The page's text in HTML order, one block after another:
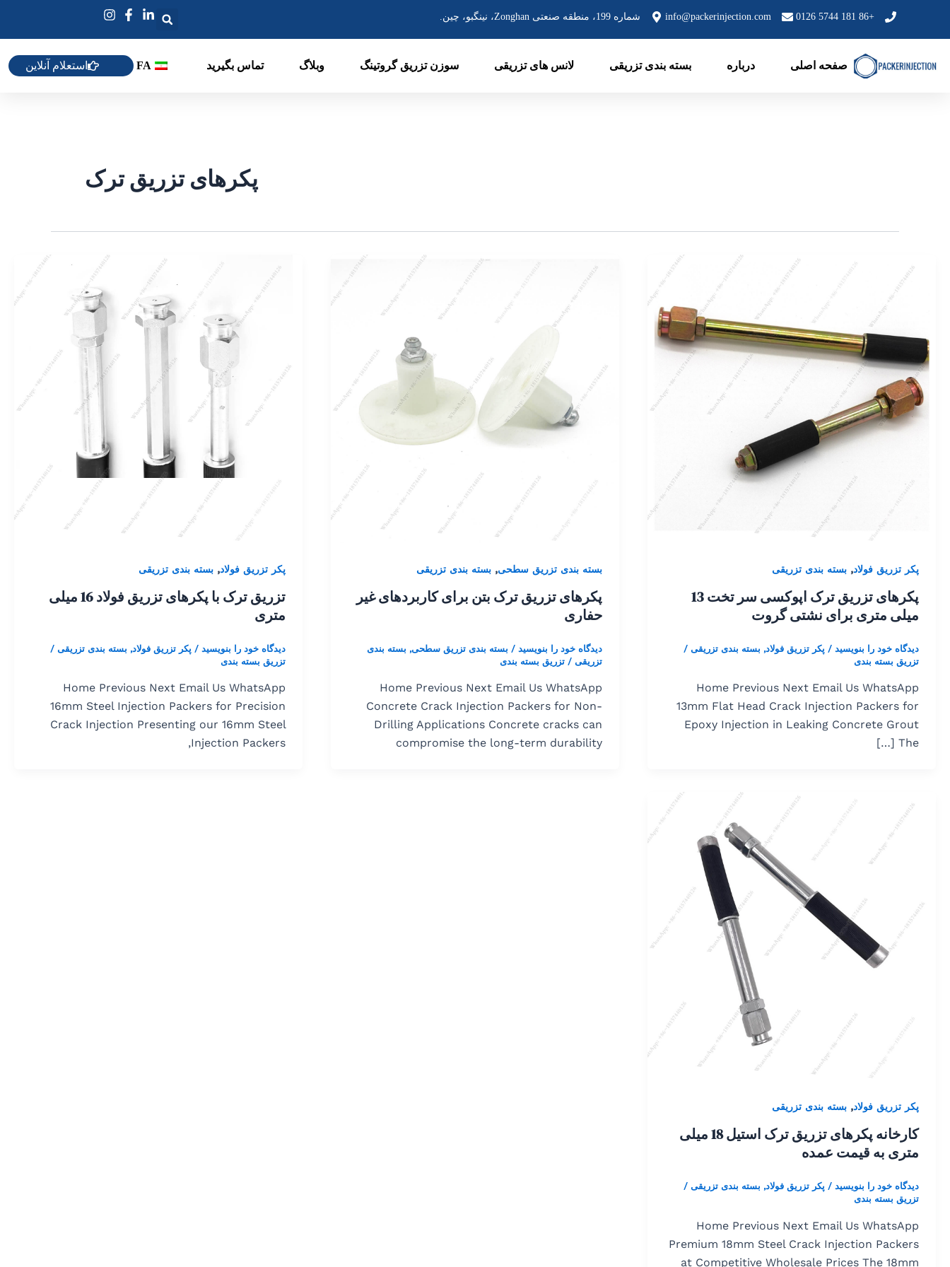
+86 181 5744 0126
info@packerinjection.com شماره 199، منطقه صنعتی Zonghan، نینگبو، چین.
صفحه اصلی درباره بسته بندی تزریقی لانس های تزریقی سوزن تزریق گروتینگ وبلاگ تماس بگیرید FA استعلام آنلاین
پکرهای تزریق ترک
پکر تزریق فولاد, بسته بندی تزریقی
پکرهای تزریق ترک اپوکسی سر تخت 13
میلی متری برای نشتی گروت
دیدگاه‌ خود را بنویسید / پکر تزریق فولاد, بسته بندی تزریقی /
تزریق بسته بندی
Home Previous Next Email Us WhatsApp
13mm Flat Head Crack Injection Packers for
Epoxy Injection in Leaking Concrete Grout
The […]
بسته بندی تزریق سطحی, بسته بندی تزریقی
پکرهای تزریق ترک بتن برای کاربردهای غیر
حفاری
دیدگاه‌ خود را بنویسید / بسته بندی تزریق سطحی, بسته بندی
تزریقی/ تزریق بسته بندی
Home Previous Next Email Us WhatsApp
Concrete Crack Injection Packers for Non-
Drilling Applications Concrete cracks can
compromise the long-term durability
پکر تزریق فولاد, بسته بندی تزریقی
تزریق ترک با پکرهای تزریق فولاد 16 میلی
متری
دیدگاه‌ خود را بنویسید / پکر تزریق فولاد, بسته بندی تزریقی/
تزریق بسته بندی
Home Previous Next Email Us WhatsApp
16mm Steel Injection Packers for Precision
Crack Injection Presenting our 16mm Steel
Injection Packers,
پکر تزریق فولاد, بسته بندی تزریقی
کارخانه پکرهای تزریق ترک استیل 18 میلی
متری به قیمت عمده
دیدگاه‌ خود را بنویسید / پکر تزریق فولاد, بسته بندی تزریقی /
تزریق بسته بندی
Home Previous Next Email Us WhatsApp
Premium 18mm Steel Crack Injection Packers
at Competitive Wholesale Prices The 18mm